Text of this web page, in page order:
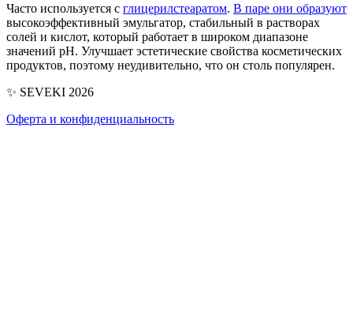
Часто используется с глицерилстеаратом. В паре они образуют
высокоэффективный эмульгатор, стабильный в растворах
солей и кислот, который работает в широком диапазоне
значений pH. Улучшает эстетические свойства косметических
продуктов, поэтому неудивительно, что он столь популярен.
✨ SEVEKI 2026
Оферта и конфиденциальность